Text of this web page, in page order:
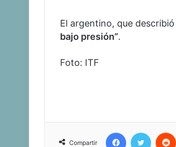
El argentino, que
bajo presión”.
Foto: ITF
Compartir
Facebook
Twitter